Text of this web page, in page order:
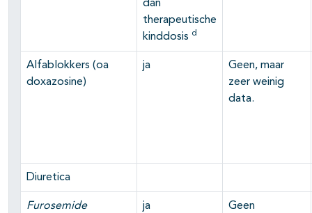
dan
therapeutische
kinddosis d
Alfablokkers (oa
doxazosine)
ja
Geen, maar
zeer weinig
data.
Diuretica
Furosemide ja Geen